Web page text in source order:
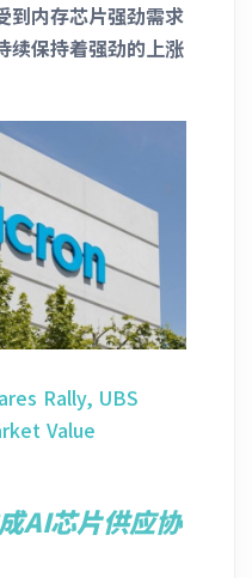
到内存芯片强劲需求
续保持着强劲的上涨
Rally, UBS
Value
AI芯片供应协